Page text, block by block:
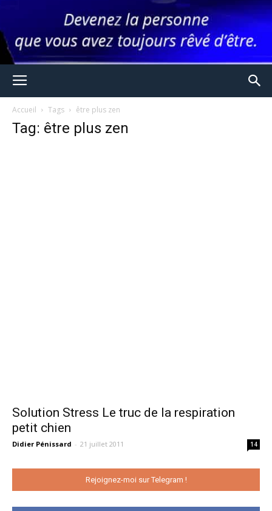
Accueil Tags être plus zen
Tag: être plus zen
Solution Stress Le truc de la respiration
petit chien
Didier Pénissard - 21 juillet 2011 14
Rejoignez-moi sur Telegram !